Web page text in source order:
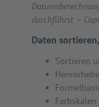
durchführst –
Daten
Sortieren